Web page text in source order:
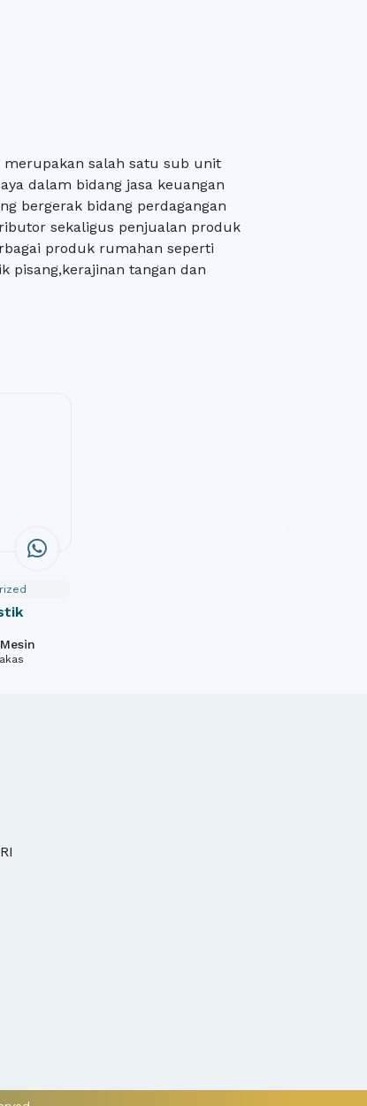
merupakan salah satu sub unit
dalam bidang jasa keuangan
bergerak bidang perdagangan
sekaligus penjualan produk
produk rumahan seperti
pisang,kerajinan tangan dan